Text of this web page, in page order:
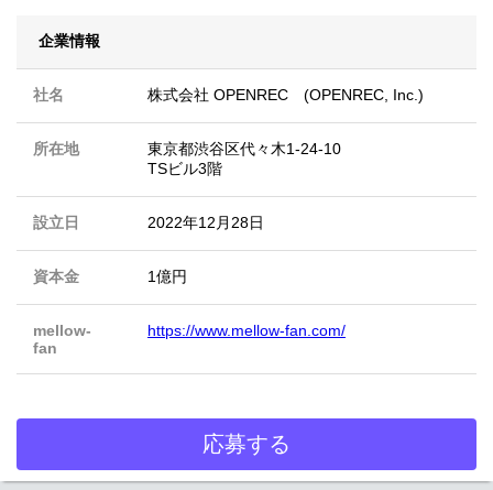
企業情報
社名 株式会社 OPENREC (OPENREC, Inc.)
所在地
東京都渋谷区代々木1-24-10
TSビル3階
設立日 2022年12月28日
資本金 1億円
mellow-
fan
https://www.mellow-fan.com/
応募する